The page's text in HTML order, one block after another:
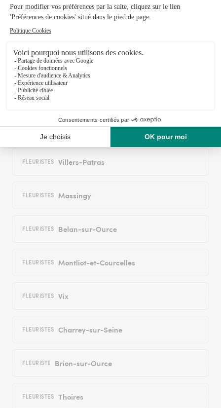
autour : les villes proches couvertes par le
réseau Interflora
FLEURISTES Obtrée
FLEURISTES
FLEURISTES Mosson
FLEURISTES Villers-Patras
FLEURISTES Massingy
FLEURISTES Belan-sur-Ource
FLEURISTES Montliot-et-Courcelles
FLEURISTES Vix
FLEURISTES Charrey-sur-Seine
FLEURISTE Brion-sur-Ource
FLEURISTES Thoires